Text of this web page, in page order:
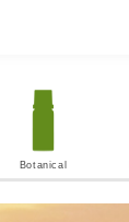
Botanical